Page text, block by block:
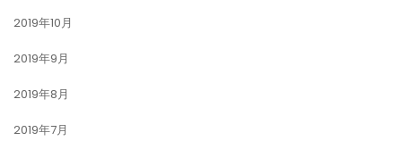
2019年10月
2019年9月
2019年8月
2019年7月